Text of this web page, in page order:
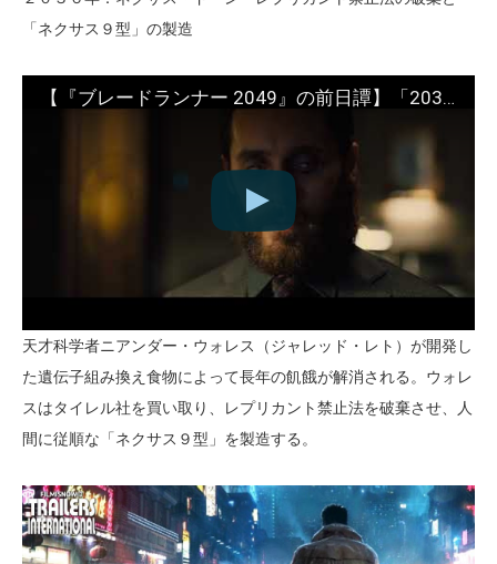
「ネクサス９型」の製造
【『ブレードランナー 2049』の前日譚】「2036：ネクサス・ドーン」
天才科学者ニアンダー・ウォレス（ジャレッド・レト）が開発し
た遺伝子組み換え食物によって長年の飢餓が解消される。ウォレ
スはタイレル社を買い取り、レプリカント禁止法を破棄させ、人
間に従順な「ネクサス９型」を製造する。